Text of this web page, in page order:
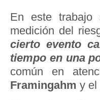
En este trabajo
medición del
cierto evento
tiempo en una
común en
Framingahm y el